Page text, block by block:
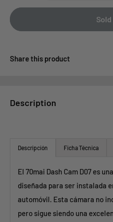
Share this product
Description
Descripción Ficha Técnica
El 70mai Dash Cam D07 es
diseñada para ser instalada
automóvil. Esta cámara no
pero sigue siendo una